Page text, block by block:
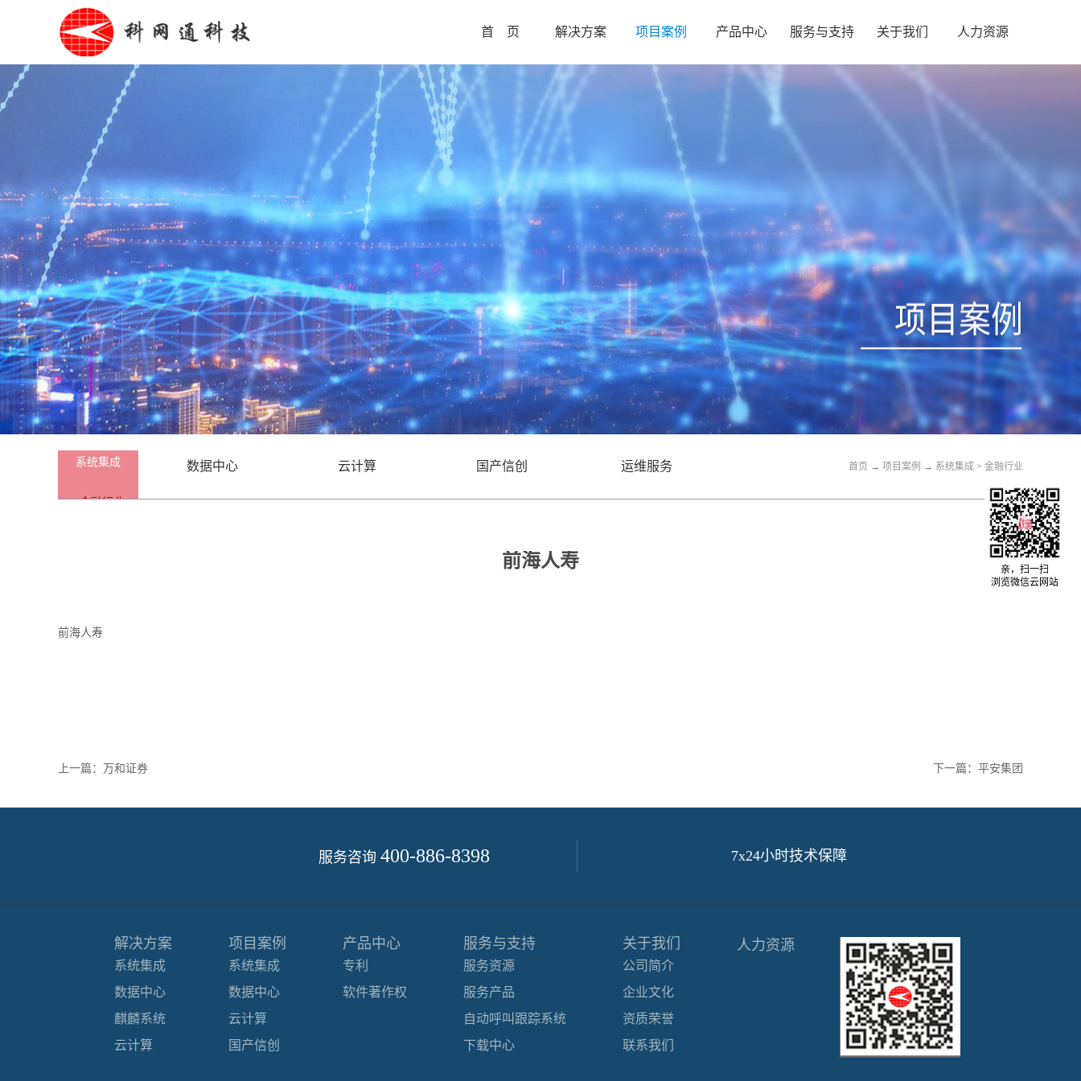
首 页 解决方案 项目案例 产品中心 服务与支持 关于我们 人力资源
系统集成
金融行业
数据中心 云计算 国产信创 运维服务 首页 → 项目案例 → 系统集成 > 金融行业
前海人寿
前海人寿
上一篇： 万和证券 下一篇： 平安集团
服务咨询 400-886-8398 7x24小时技术保障
解决方案
系统集成
数据中心
麒麟系统
云计算
项目案例
系统集成
数据中心
云计算
国产信创
产品中心
专利
软件著作权
服务与支持
服务资源
服务产品
自动呼叫跟踪系统
下载中心
关于我们
公司简介
企业文化
资质荣誉
联系我们
人力资源
亲，扫一扫
浏览微信云网站